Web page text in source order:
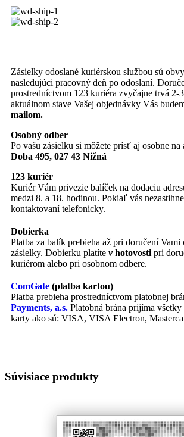
Zásielky odoslané kuriérskou službou sú
nasledujúci pracovný deň po odoslaní.
prostredníctvom 123 kuriéra zvyčajne trvá 2-
aktuálnom stave Vašej objednávky Vás
mailom.
Osobný odber
Po vašu zásielku si môžete prísť aj osobne na
Doba 495, 027 43 Nižná
123 kuriér
Kuriér Vám privezie balíček na dodaciu
medzi 8. a 18. hodinou. Pokiaľ vás
kontaktovaní telefonicky.
Dobierka
Platba za balík prebieha až pri doručení Vami
zásielky. Dobierku platíte vhotovosti pri
kuriérom alebo pri osobnom odbere.
ComGate (platba kartou)
Platba prebieha prostredníctvom platobnej
Payments, a.s. Platobná brána prijíma všetky
karty ako sú: VISA, VISA Electron,
Súvisiace produkty